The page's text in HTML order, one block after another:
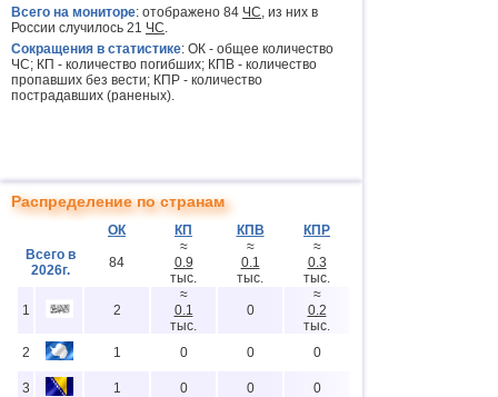
Всего на мониторе: отображено 84 ЧС, из них в
России случилось 21 ЧС.
Сокращения в статистике: ОК - общее количество
ЧС; КП - количество погибших; КПВ - количество
пропавших без вести; КПР - количество
пострадавших (раненых).
Распределение по странам
ОК КП КПВ
КПР
Всего в
2026г.
84
≈
0.9
тыс.
≈
0.1
тыс.
≈
0.3
тыс.
1 2
≈
0.1
тыс.
0
≈
0.2
тыс.
2
1 0 0 0
3 1 0 0 0